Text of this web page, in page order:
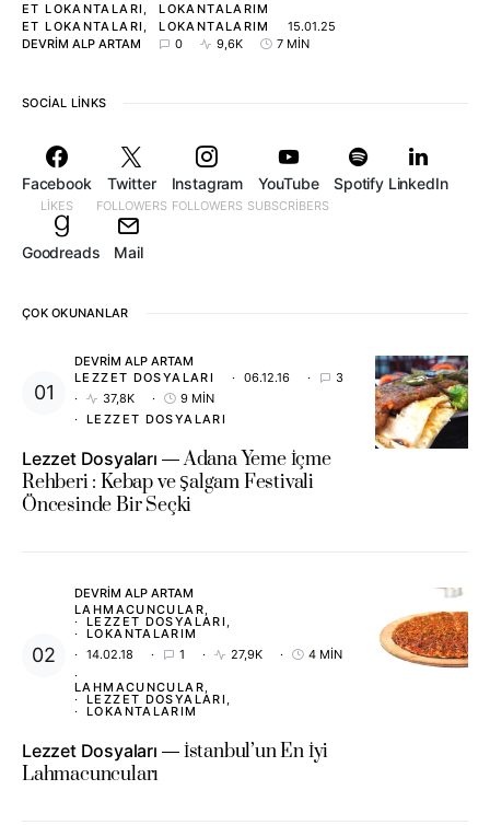
ET LOKANTALARI
LOKANTALARIM
ET LOKANTALARI
LOKANTALARIM
15.01.25
DEVRIM ALP ARTAM
0 9,6K 7 MIN
SOCIAL LINKS
Facebook
LIKES
Twitter
FOLLOWERS
Instagram
FOLLOWERS
YouTube
SUBSCRIBERS
Spotify LinkedIn
Goodreads Mail
ÇOK OKUNANLAR
DEVRIM ALP ARTAM
LEZZET DOSYALARI
06.12.16
3
37,8K
9 MIN
LEZZET DOSYALARI
Lezzet Dosyaları
Adana Yeme İçme
Rehberi : Kebap ve Şalgam Festivali
Öncesinde Bir Seçki
DEVRIM ALP ARTAM
LAHMACUNCULAR
LEZZET DOSYALARI
LOKANTALARIM
14.02.18
1 27,9K 4 MIN
LAHMACUNCULAR
LEZZET DOSYALARI
LOKANTALARIM
Lezzet Dosyaları
İstanbul’un En İyi
Lahmacuncuları